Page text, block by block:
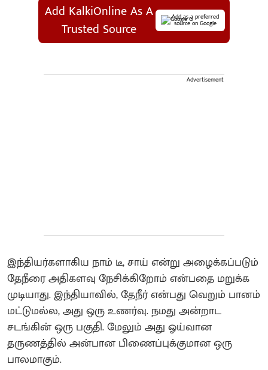
Add KalkiOnline As A
Trusted Source
Add as a preferred
source on Google
Advertisement
இந்தியர்களாகிய நாம் டீ, சாய் என்று அழைக்கப்படும்
தேநீரை அதிகளவு நேசிக்கிறோம் என்பதை மறுக்க
முடியாது. இந்தியாவில், தேநீர் என்பது வெறும் பானம்
மட்டுமல்ல, அது ஒரு உணர்வு. நமது அன்றாட
சடங்கின் ஒரு பகுதி. மேலும் அது ஓய்வான
தருணத்தில் அன்பான பிணைப்புக்குமான ஒரு
பாலமாகும்.